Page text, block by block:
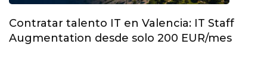
Contratar talento IT en Valencia: IT Staff
Augmentation desde solo 200 EUR/mes